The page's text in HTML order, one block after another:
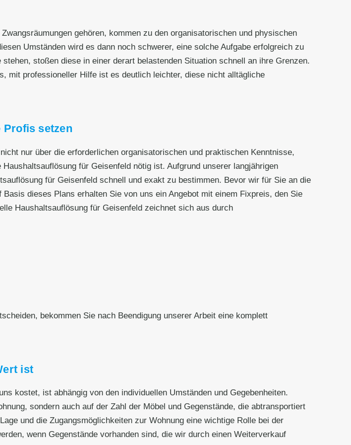
gehören, kommen zu den organisatorischen und physischen
Umständen wird es dann noch schwerer, eine solche Aufgabe erfolgreich zu
stoßen diese in einer derart belastenden Situation schnell an ihre Grenzen.
mit professioneller Hilfe ist es deutlich leichter, diese nicht alltägliche
Profis setzen
nur über die erforderlichen organisatorischen und praktischen Kenntnisse,
für Geisenfeld nötig ist. Aufgrund unserer langjährigen
für Geisenfeld schnell und exakt zu bestimmen. Bevor wir für Sie an die
dieses Plans erhalten Sie von uns ein Angebot mit einem Fixpreis, den Sie
Haushaltsauflösung für Geisenfeld zeichnet sich aus durch
bekommen Sie nach Beendigung unserer Arbeit eine komplett
ist
kostet, ist abhängig von den individuellen Umständen und Gegebenheiten.
sondern auch auf der Zahl der Möbel und Gegenstände, die abtransportiert
und die Zugangsmöglichkeiten zur Wohnung eine wichtige Rolle bei der
wenn Gegenstände vorhanden sind, die wir durch einen Weiterverkauf